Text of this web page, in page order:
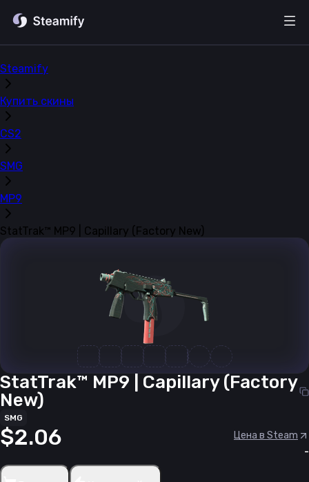
Steamify
Купить скины
CS2
SMG
MP9
StatTrak™ MP9 | Capillary (Factory New)
StatTrak™ MP9 | Capillary (Factory
New)
SMG
$2.06
Цена в Steam
-